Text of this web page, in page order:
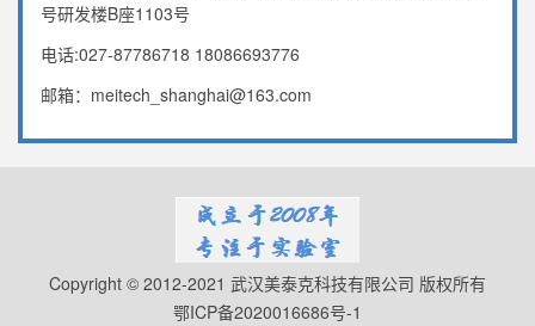
号研发楼B座1103号
电话:027-87786718 18086693776
邮箱：meitech_shanghai@163.com
Copyright © 2012-2021 武汉美泰克科技有限公司 版权所有
鄂ICP备2020016686号-1